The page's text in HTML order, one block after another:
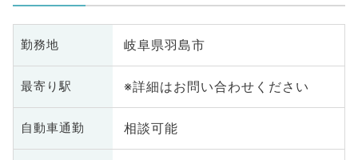
勤務地 岐阜県羽島市
最寄り駅 ※詳細はお問い合わせください
自動車通勤 相談可能